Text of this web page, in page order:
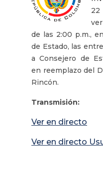
22
de las 2:00 p.m.,
de Estado, las
a Consejero de
en reemplazo del
Rincón.
Transmisión:
Ver en directo
Ver en directo